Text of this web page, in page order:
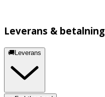
Leverans & betalning
🚚Leverans